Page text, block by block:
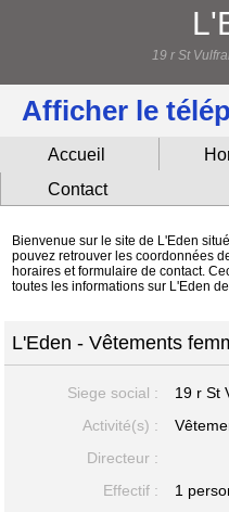
19 r St
Afficher le
Accueil
Contact
Bienvenue sur le site de L'Eden
pouvez retrouver les coordonnées
horaires et formulaire de contact.
toutes les informations sur L'Eden
L'Eden - Vêtements
Siege social : 19 r St
Activité(s) :
Directeur :
Effectif :
1